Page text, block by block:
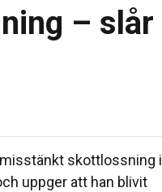
– slår
skottlossning i
uppger att han blivit